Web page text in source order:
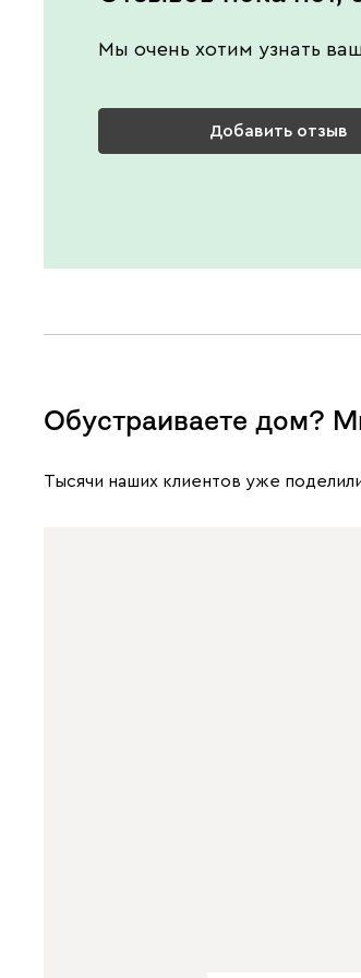
Мы очень хотим узнать
Добавить отзыв
Обустраиваете дом?
Тысячи наших клиентов уже